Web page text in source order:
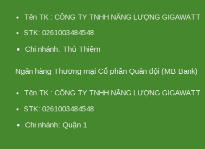
Tên TK : CÔNG TY TNHH NĂNG LƯỢNG GIGAWATT
STK: 0261003484548
Chi nhánh: Thủ Thiêm
Ngân hàng Thương mại Cổ phần Quân đội (MB Bank)
Tên TK : CÔNG TY TNHH NĂNG LƯỢNG GIGAWATT
STK: 0261003484548
Chi nhánh: Quận 1